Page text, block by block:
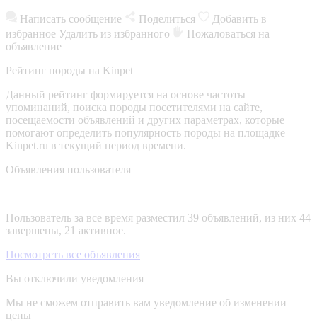
Написать сообщение Поделиться
Добавить в
избранное Удалить из избранного
Пожаловаться на
объявление
Рейтинг породы на Kinpet
Данный рейтинг формируется на основе частоты
упоминаний, поиска породы посетителями на сайте,
посещаемости объявлений и других параметрах, которые
помогают определить популярность породы на площадке
Kinpet.ru в текущий период времени.
Объявления пользователя
Пользователь за все время разместил 39 объявлений, из них 44
завершены, 21 активное.
Посмотреть все объявления
Вы отключили уведомления
Мы не сможем отправить вам уведомление об изменении
цены